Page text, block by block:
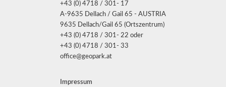
+43 (0) 4718 / 301- 17
A-9635 Dellach / Gail 65 - AUSTRIA
9635 Dellach/Gail 65 (Ortszentrum)
+43 (0) 4718 / 301- 22 oder
+43 (0) 4718 / 301- 33
office@geopark.at
Impressum